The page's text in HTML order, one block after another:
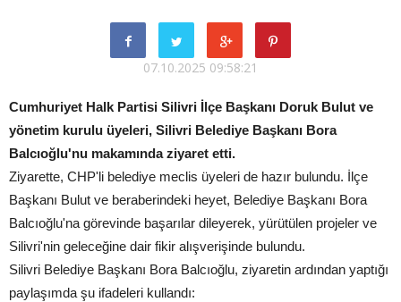
07.10.2025 09:58:21
Cumhuriyet Halk Partisi Silivri İlçe Başkanı Doruk Bulut ve
yönetim kurulu üyeleri, Silivri Belediye Başkanı Bora
Balcıoğlu'nu makamında ziyaret etti.
Ziyarette, CHP'li belediye meclis üyeleri de hazır bulundu. İlçe
Başkanı Bulut ve beraberindeki heyet, Belediye Başkanı Bora
Balcıoğlu'na görevinde başarılar dileyerek, yürütülen projeler ve
Silivri'nin geleceğine dair fikir alışverişinde bulundu.
Silivri Belediye Başkanı Bora Balcıoğlu, ziyaretin ardından yaptığı
paylaşımda şu ifadeleri kullandı: